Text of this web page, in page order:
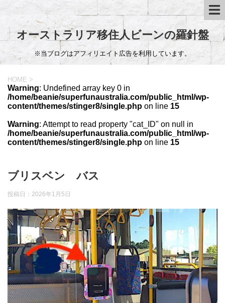
オーストラリア移住人ビーンの羅針盤
※当ブログはアフィリエイト広告を利用しています。
HOME >
Warning: Undefined array key 0 in
/home/beanie/superfunaustralia.com/public_html/wp-
content/themes/stinger8/single.php on line 15
Warning: Attempt to read property "cat_ID" on null in
/home/beanie/superfunaustralia.com/public_html/wp-
content/themes/stinger8/single.php on line 15
ブリスベン バス
投稿日： 2026年1月5日